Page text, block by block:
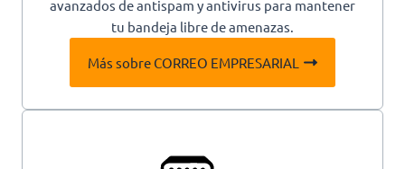
avanzados de antispam y antivirus para mantener
tu bandeja libre de amenazas.
Más sobre CORREO EMPRESARIAL